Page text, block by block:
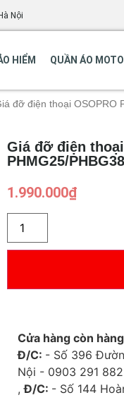
Nội
HIỂM QUẦN ÁO
đỡ điện thoại OSOPRO
Giá đỡ điện thoại
PHMG25/
1.990.000₫
Cửa hàng còn
Đ/C: - Số 396
Nội - 0903 291 882
,Đ/C: - Số 144